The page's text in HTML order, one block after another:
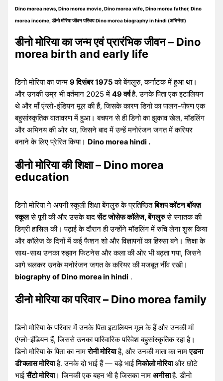
Dino morea news, Dino morea movie, Dino morea wife, Dino morea father, Dino
morea income, डीनो मोरिया जीवन परिचय Dino morea biography in hindi (अभिनेता)
डीनो मोरिया का जन्म एवं प्रारंभिक जीवन – Dino
morea birth and early life
डिनो मोरिया का जन्म9 दिसंबर 1975को बेंगलुरु, कर्नाटक में हुआ था।
और उनकी उम्र भी वर्तमान 2025 में49 वर्षहै. उनके पिता एक इटालियन
थे और माँ एंग्लो-इंडियन मूल की हैं, जिसके कारण डिनो का पालन-पोषण एक
बहुसांस्कृतिक वातावरण में हुआ। बचपन से ही डिनो का झुकाव खेल, मॉडलिंग
और अभिनय की ओर था, जिसने बाद में उन्हें मनोरंजन जगत में करियर
बनाने के लिए प्रेरित किया। Dino morea hindi .
डीनो मोरिया की शिक्षा – Dino morea
education
डिनो मोरिया ने अपनी स्कूली शिक्षा बेंगलुरु के प्रतिष्ठितबिशप कॉटन बॉयज़
स्कूलसे पूरी की और उसके बादसेंट जोसेफ कॉलेज, बेंगलुरुसे स्नातक की
डिग्री हासिल की। पढ़ाई के दौरान ही उन्होंने मॉडलिंग में रुचि लेना शुरू किया
और कॉलेज के दिनों में कई फैशन शो और विज्ञापनों का हिस्सा बने। शिक्षा के
साथ-साथ उनका रुझान फिटनेस और कला की ओर भी बढ़ता गया, जिसने
आगे चलकर उनके मनोरंजन जगत के करियर की मजबूत नींव रखी।
biography of Dino morea in hindi .
डीनो मोरिया का परिवार – Dino morea family
डिनो मोरिया के परिवार में उनके पिता इटालियन मूल के हैं और उनकी माँ
एंग्लो-इंडियन हैं, जिससे उनका पारिवारिक परिवेश बहुसांस्कृतिक रहा है।
डिनो मोरिया के पिता का नाम ​​रोनी मोरियाहै, और उनकी माता का नामएडना
डी’क्लास मोरियाहै. उनके दो भाई हैं — बड़े भाईनिकोलो मोरियाऔर छोटे
भाईसैंटो मोरिया। जिनकी एक बहन भी है जिसका नामअनीसाहै. डीनो